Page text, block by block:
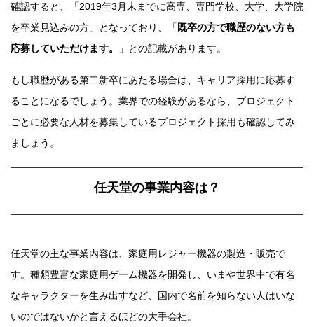
確認すると、「2019年3月末までに高専、専門学校、大学、大学院
を卒業見込みの方」となっており、「 既卒の方で職歴のない方も
応募していただけます。
」との記載があります。
もし職歴がある第二新卒にあたる場合は、キャリア採用に応募す
ることになるでしょう。業界での経験があるなら、プロジェクト
ごとに必要な人材を募集しているプロジェクト採用も確認してみ
ましょう。
任天堂の事業内容は？
任天堂の主な事業内容は、家庭用レジャー機器の製造・販売で
す。種類豊富な家庭用ゲーム機器を開発し、いまや世界中で有名
なキャラクターを生み出すなど、国内で名前を知らない人はいな
いのではないかと言えるほどの大手会社。